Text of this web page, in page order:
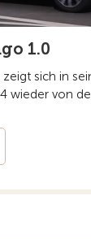
1.0
sich in
wieder von